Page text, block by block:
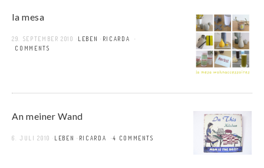
la mesa
29. SEPTEMBER 2010 LEBEN
RICARDA
8 COMMENTS
An meiner Wand
6. JULI 2010 LEBEN RICARDA 4 COMMENTS